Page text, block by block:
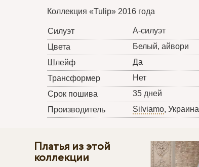
Коллекция «Tulip» 2016 года
Силуэт
А-силуэт
Цвета
Белый, айвори
Шлейф
Да
Трансформер
Нет
Срок пошива
35 дней
Производитель
Silviamo, Украина
Платья из этой
коллекции